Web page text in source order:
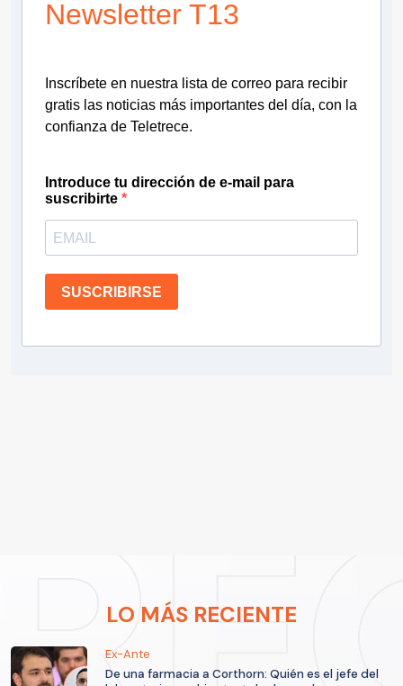
Newsletter T13
Inscríbete en nuestra lista de correo para recibir
gratis las noticias más importantes del día, con la
confianza de Teletrece.
Introduce tu dirección de e-mail para
suscribirte
SUSCRIBIRSE
LO MÁS RECIENTE
Ex-Ante
De una farmacia a Corthorn: Quién es el jefe del